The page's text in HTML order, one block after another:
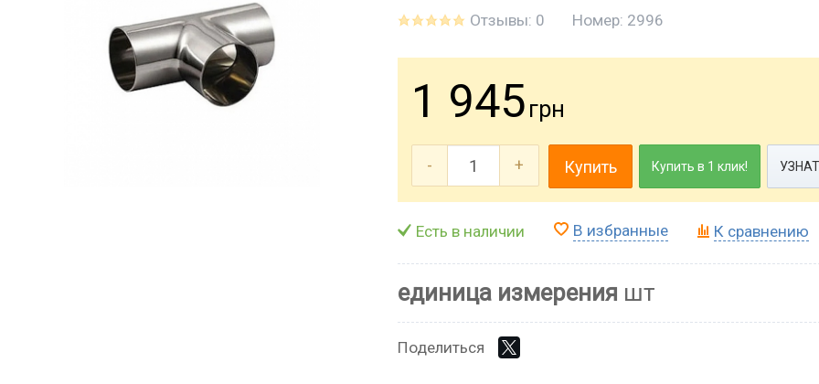
Отзывы: 0 Номер: 2996
1 945 грн
- + Купить Купить в 1 клик!
Есть в наличии В избранные К сравнению
единица измерения шт
Поделиться